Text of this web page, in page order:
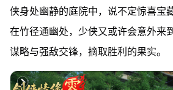
侠身处幽静的庭院中，说不定惊喜宝
在竹径通幽处，少侠又或许会意外来
谋略与强敌交锋，摘取胜利的果实。